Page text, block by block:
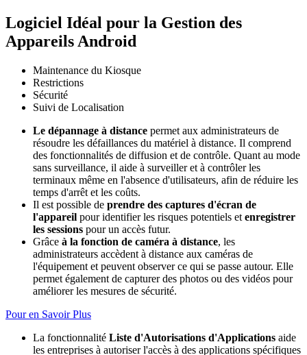
Logiciel Idéal pour la Gestion des
Appareils Android
Maintenance du Kiosque
Restrictions
Sécurité
Suivi de Localisation
Le dépannage à distance permet aux administrateurs de
résoudre les défaillances du matériel à distance. Il comprend
des fonctionnalités de diffusion et de contrôle. Quant au mode
sans surveillance, il aide à surveiller et à contrôler les
terminaux même en l'absence d'utilisateurs, afin de réduire les
temps d'arrêt et les coûts.
Il est possible de prendre des captures d'écran de
l'appareil pour identifier les risques potentiels et enregistrer
les sessions pour un accès futur.
Grâce à la fonction de caméra à distance, les
administrateurs accèdent à distance aux caméras de
l'équipement et peuvent observer ce qui se passe autour. Elle
permet également de capturer des photos ou des vidéos pour
améliorer les mesures de sécurité.
Pour en Savoir Plus
La fonctionnalité Liste d'Autorisations d'Applications aide
les entreprises à autoriser l'accès à des applications spécifiques